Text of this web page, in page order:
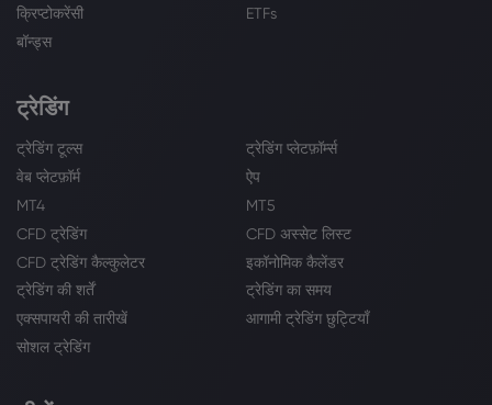
क्रिप्टोकरेंसी
ETFs
बॉन्ड्स
ट्रेडिंग
ट्रेडिंग टूल्स
ट्रेडिंग प्लेटफ़ॉर्म्स
वेब प्लेटफ़ॉर्म
ऐप
MT4
MT5
CFD ट्रेडिंग
CFD अस्सेट लिस्ट
CFD ट्रेडिंग कैल्कुलेटर
इकॉनोमिक कैलेंडर
ट्रेडिंग की शर्तें
ट्रेडिंग का समय
एक्सपायरी की तारीखें
आगामी ट्रेडिंग छुट्टियाँ
सोशल ट्रेडिंग